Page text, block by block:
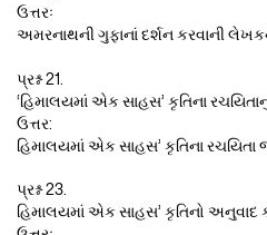
ઉત્તરઃ
અમરનાથની ગુફાનાં દર્શન કરવાની
પ્રશ્ન 21.
‘હિમાલયમાં એક સાહસ’ કૃતિના
ઉત્તર:
હિમાલયમાં એક સાહસ’ કૃતિના રચયિતા
પ્રશ્ન 23.
હિમાલયમાં એક સાહસ’ કૃતિનો અનુવાદ